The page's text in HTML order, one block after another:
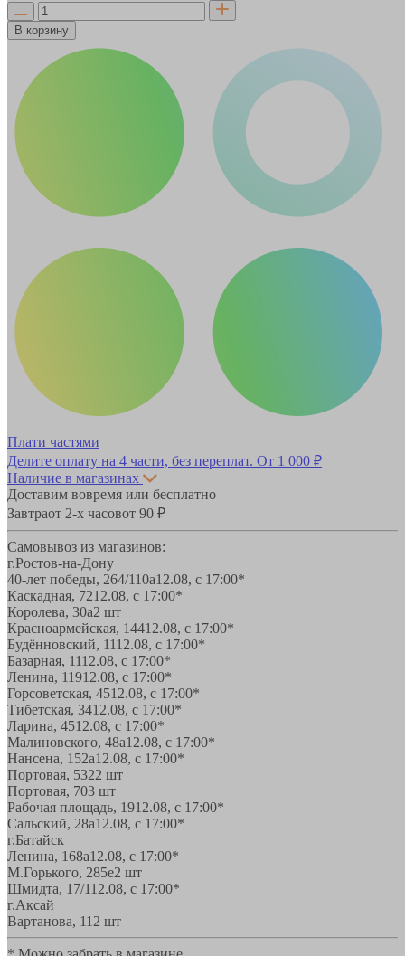
В корзину
Плати частями
Делите оплату на 4 части, без переплат. От 1 000 ₽
Наличие в магазинах
Доставим вовремя или бесплатно
Завтраот 2-х часовот 90 ₽
Самовывоз из магазинов:
г.Ростов-на-Дону
40-лет победы, 264/110а12.08, с 17:00*
Каскадная, 7212.08, с 17:00*
Королева, 30а2 шт
Красноармейская, 14412.08, с 17:00*
Будённовский, 1112.08, с 17:00*
Базарная, 1112.08, с 17:00*
Ленина, 11912.08, с 17:00*
Горсоветская, 4512.08, с 17:00*
Тибетская, 3412.08, с 17:00*
Ларина, 4512.08, с 17:00*
Малиновского, 48а12.08, с 17:00*
Нансена, 152а12.08, с 17:00*
Портовая, 5322 шт
Портовая, 703 шт
Рабочая площадь, 1912.08, с 17:00*
Сальский, 28a12.08, с 17:00*
г.Батайск
Ленина, 168а12.08, с 17:00*
М.Горького, 285е2 шт
Шмидта, 17/112.08, с 17:00*
г.Аксай
Вартанова, 11 2 шт